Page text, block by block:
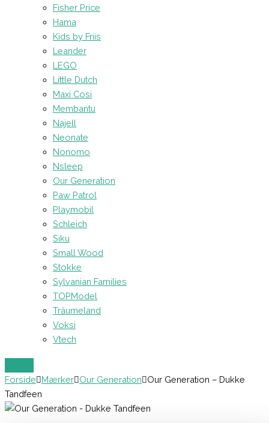
Fisher Price
Hama
Kids by Friis
Leander
LEGO
Little Dutch
Maxi Cosi
Membantu
Najell
Neonate
Nonomo
Nsleep
Our Generation
Paw Patrol
Playmobil
Schleich
Siku
Small Wood
Stokke
Sylvanian Families
TOPModel
Träumeland
Voksi
Vtech
Forside Mærker Our Generation
Our Generation – Dukke
Tandfeen